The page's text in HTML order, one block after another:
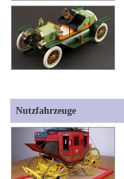
Nutzfahrzeuge